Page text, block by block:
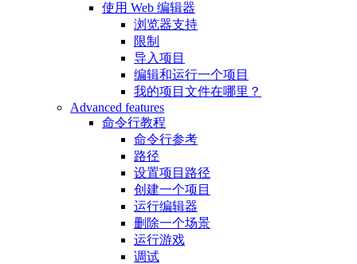
使用 Web 编辑器
浏览器支持
限制
导入项目
编辑和运行一个项目
我的项目文件在哪里？
Advanced features
命令行教程
命令行参考
路径
设置项目路径
创建一个项目
运行编辑器
删除一个场景
运行游戏
调试